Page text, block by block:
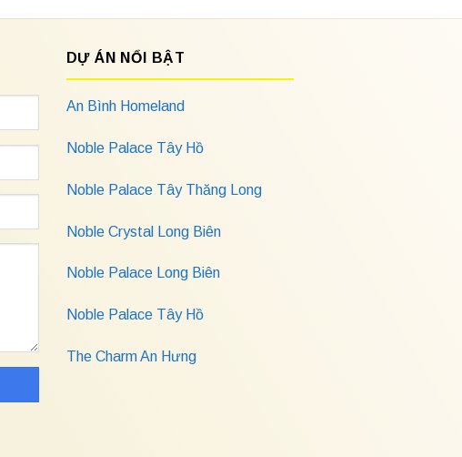
DỰ ÁN NỔI BẬT
An Bình Homeland
Noble Palace Tây Hồ
Noble Palace Tây Thăng Long
Noble Crystal Long Biên
Noble Palace Long Biên
Noble Palace Tây Hồ
The Charm An Hưng